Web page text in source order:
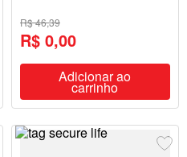
R$ 46,39
R$ 0,00
Adicionar ao
carrinho